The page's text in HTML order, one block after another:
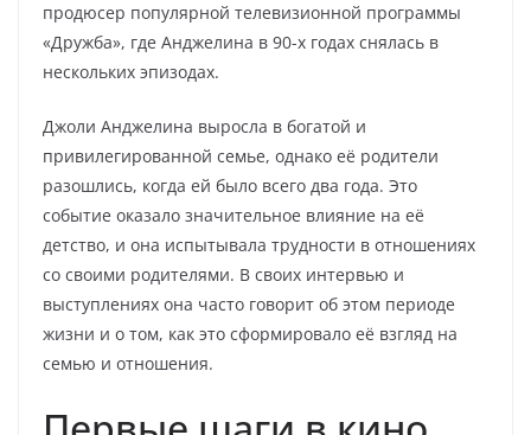
продюсер популярной телевизионной программы
«Дружба», где Анджелина в 90-х годах снялась в
нескольких эпизодах.
Джоли Анджелина выросла в богатой и
привилегированной семье, однако её родители
разошлись, когда ей было всего два года. Это
событие оказало значительное влияние на её
детство, и она испытывала трудности в отношениях
со своими родителями. В своих интервью и
выступлениях она часто говорит об этом периоде
жизни и о том, как это сформировало её взгляд на
семью и отношения.